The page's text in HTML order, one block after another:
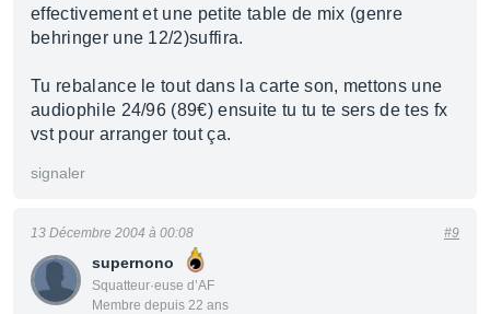
effectivement et une petite table de mix (genre
behringer une 12/2)suffira.
Tu rebalance le tout dans la carte son, mettons une
audiophile 24/96 (89€) ensuite tu tu te sers de tes fx
vst pour arranger tout ça.
signaler
supernono
Squatteur·euse d’AF
Membre depuis 22 ans
13 Décembre 2004 à 00:08 #9